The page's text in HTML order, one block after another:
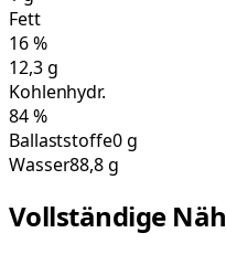
Fett
16%
12,3g
Kohlenhydr.
84%
Ballaststoffe0 g
Wasser88,8 g
Vollständige